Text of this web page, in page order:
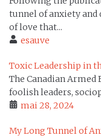
tunnel of anxiety and
of love that...
esauve
Toxic Leadership in
The Canadian Armed
foolish leaders,
mai 28, 2024
My Long Tunnel of